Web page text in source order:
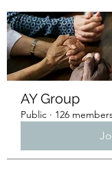
AY Group
Public · 126